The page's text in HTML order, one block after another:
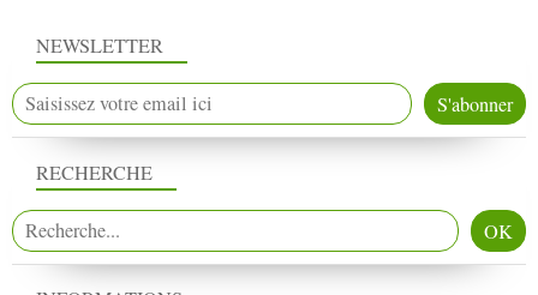
NEWSLETTER
RECHERCHE